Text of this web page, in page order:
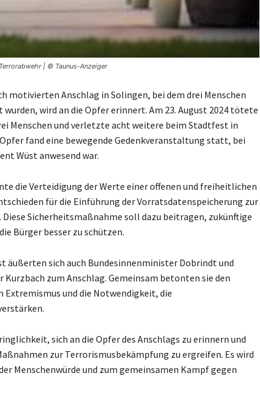
| © Taunus-Anzeiger
motivierten Anschlag in Solingen, bei dem drei Menschen
wird an die Opfer erinnert. Am 23. August 2024 tötete
Menschen und verletzte acht weitere beim Stadtfest in
fand eine bewegende Gedenkveranstaltung statt, bei
Wüst anwesend war.
die Verteidigung der Werte einer offenen und freiheitlichen
für die Einführung der Vorratsdatenspeicherung zur
Sicherheitsmaßnahme soll dazu beitragen, zukünftige
Bürger besser zu schützen.
äußerten sich auch Bundesinnenminister Dobrindt und
zum Anschlag. Gemeinsam betonten sie den
Extremismus und die Notwendigkeit, die
sich an die Opfer des Anschlags zu erinnern und
zur Terrorismusbekämpfung zu ergreifen. Es wird
Menschenwürde und zum gemeinsamen Kampf gegen